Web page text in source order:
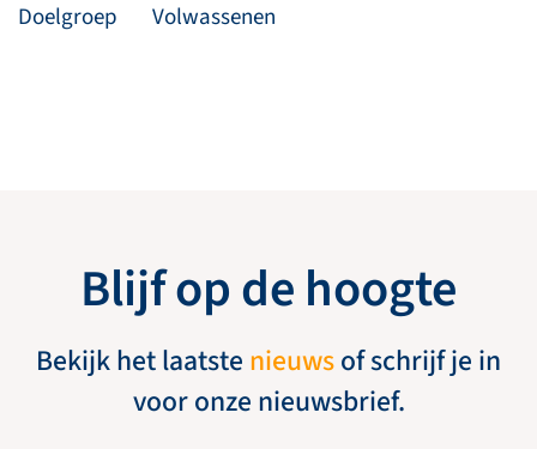
Doelgroep
Volwassenen
Blijf op de hoogte
Bekijk het laatste nieuwsof schrijf je in
voor onze nieuwsbrief.